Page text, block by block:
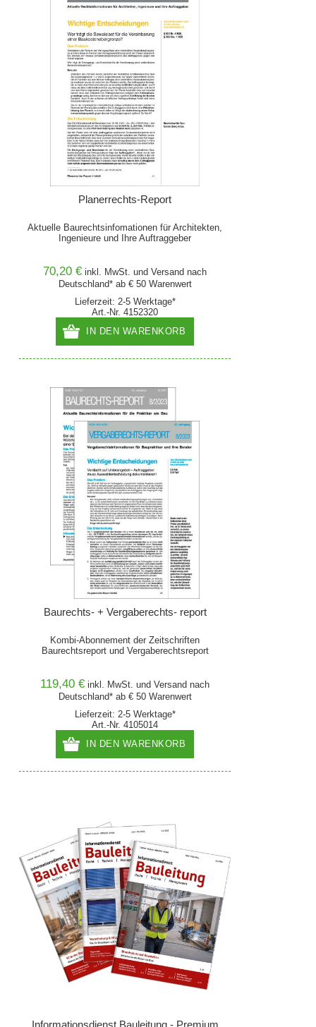
Planerrechts-Report
Aktuelle Baurechtsinfomationen für Architekten,
Ingenieure und Ihre Auftraggeber
70,20 € inkl. MwSt. undVersand nach
Deutschland* ab € 50 Warenwert
Lieferzeit: 2-5 Werktage*
Art.-Nr. 4152320
IN DEN WARENKORB
Baurechts- + Vergaberechts- report
Kombi-Abonnement der Zeitschriften
Baurechtsreport und Vergaberechtsreport
119,40 € inkl. MwSt. undVersand nach
Deutschland* ab € 50 Warenwert
Lieferzeit: 2-5 Werktage*
Art.-Nr. 4105014
IN DEN WARENKORB
Informationsdienst Bauleitung - Premium